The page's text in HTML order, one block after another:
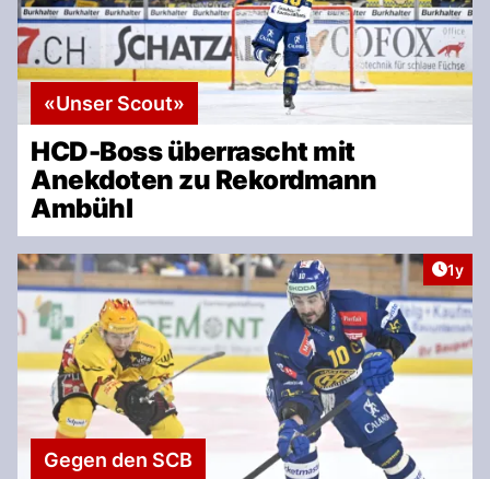
«Unser Scout»
HCD-Boss überrascht mit
Anekdoten zu Rekordmann
Ambühl
1y
Gegen den SCB